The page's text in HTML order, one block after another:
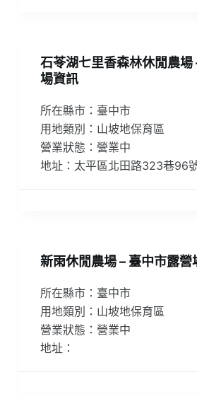
石苓湖七里香森林休閒農場
場資訊
所在縣市：臺中市
用地類別：山坡地保育區
營業狀態：營業中
地址：太平區北田路323巷96
新雨休閒農場 – 臺中市露營
所在縣市：臺中市
用地類別：山坡地保育區
營業狀態：營業中
地址：